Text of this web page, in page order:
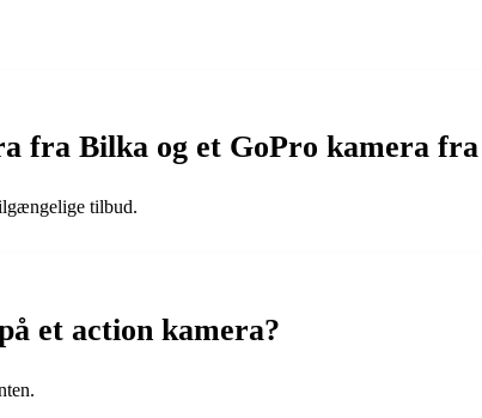
fra Bilka og et GoPro kamera
tilbud.
et action kamera?